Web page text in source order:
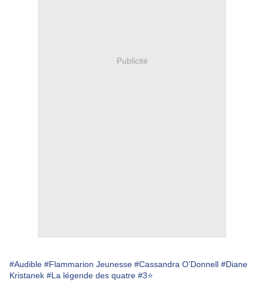
Publicité
#Audible #Flammarion Jeunesse #Cassandra O'Donnell #Diane
Kristanek #La légende des quatre #3⭐